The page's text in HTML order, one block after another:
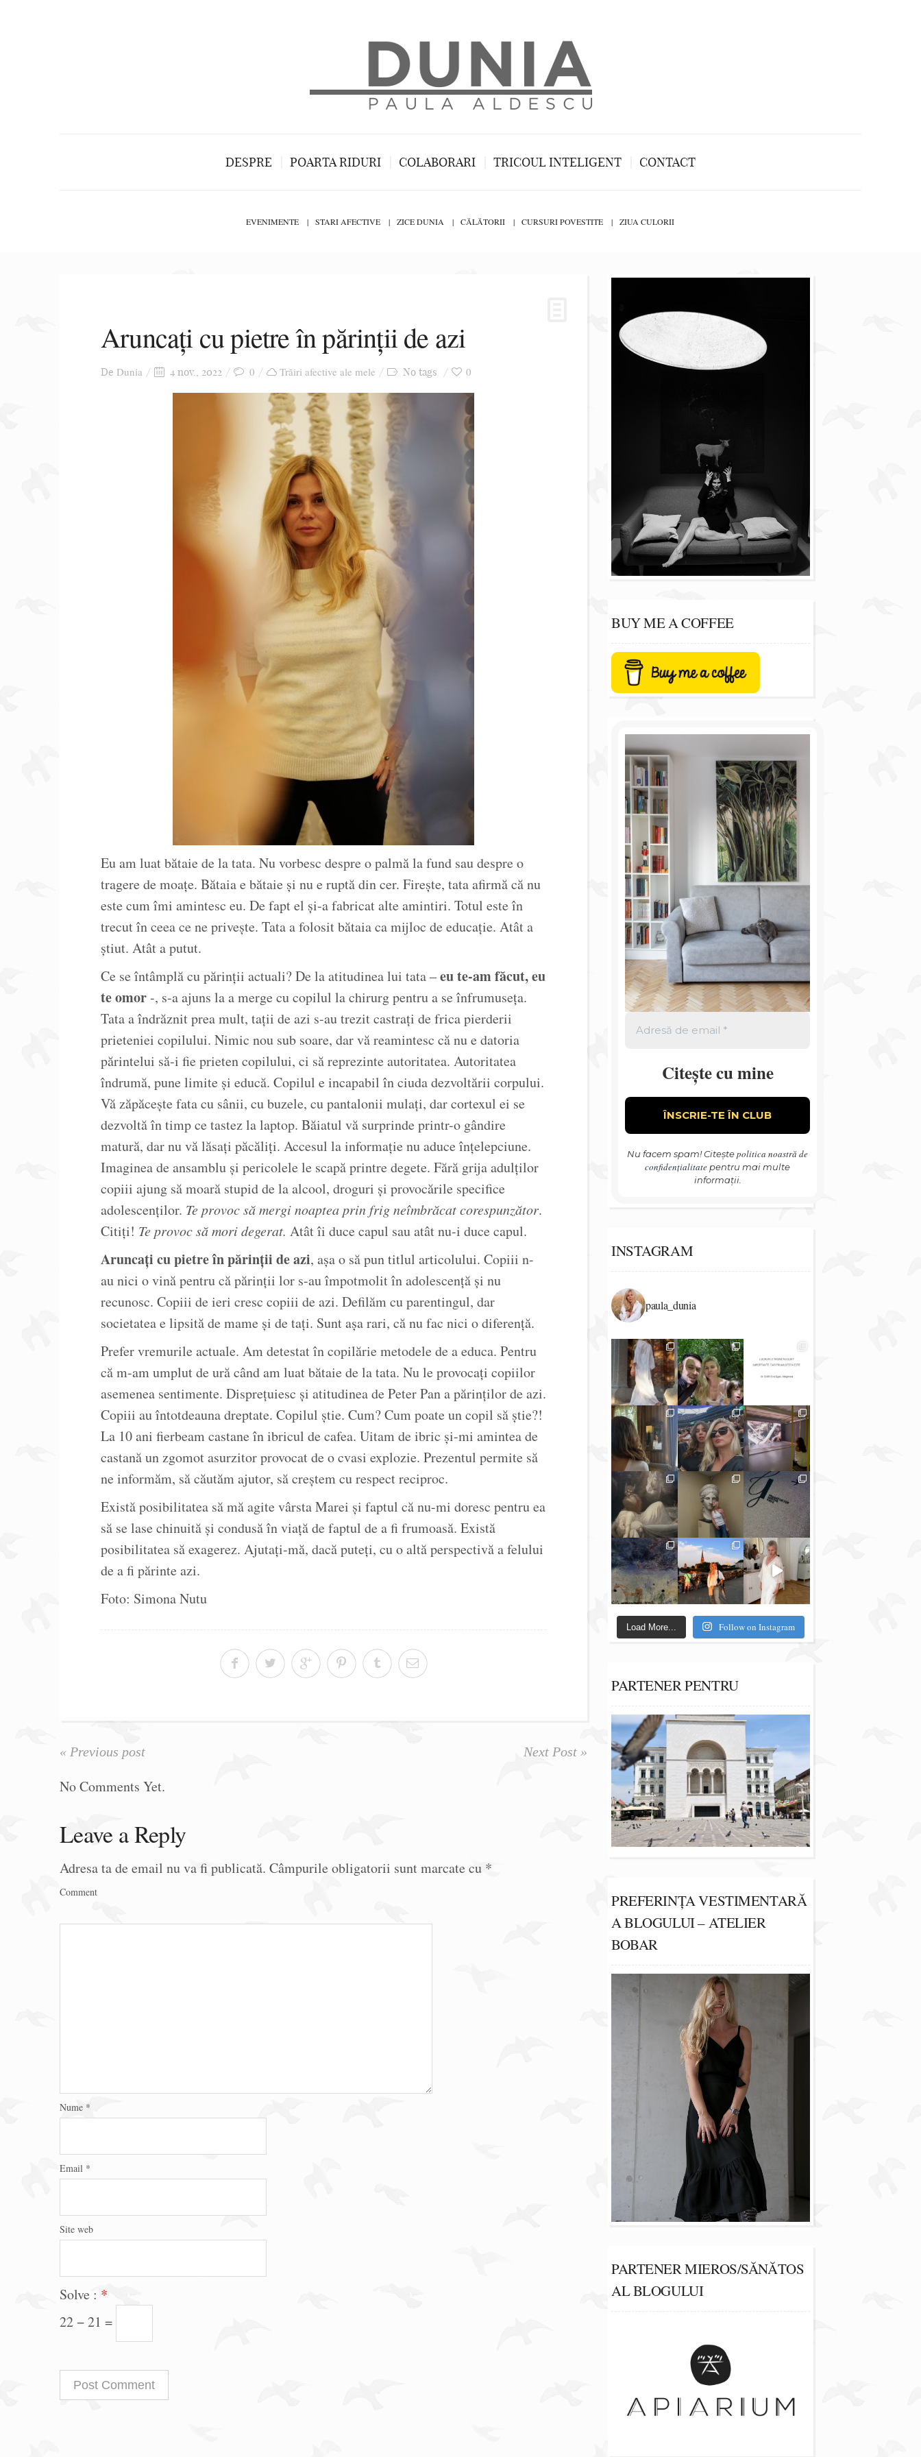
DESPRE POARTA RIDURI COLABORARI TRICOUL INTELIGENT CONTACT
EVENIMENTE STARI AFECTIVE ZICE DUNIA CĂLĂTORII CURSURI POVESTITE ZIUA CULORII
Aruncați cu pietre în părinții de azi
De Dunia 4 nov., 2022 0 Trăiri afective ale mele No tags 0
Eu am luat bătaie de la tata. Nu vorbesc despre o palmă la fund sau despre o
tragere de moațe. Bătaia e bătaie și nu e ruptă din cer. Firește, tata afirmă că nu
este cum îmi amintesc eu. De fapt el și-a fabricat alte amintiri. Totul este în
trecut în ceea ce ne privește. Tata a folosit bătaia ca mijloc de educație. Atât a
știut. Atât a putut.
Ce se întâmplă cu părinții actuali? De la atitudinea lui tata –eu te-am făcut, eu
te omor-, s-a ajuns la a merge cu copilul la chirurg pentru a se înfrumuseța.
Tata a îndrăznit prea mult, tații de azi s-au trezit castrați de frica pierderii
prieteniei copilului. Nimic nou sub soare, dar vă reamintesc că nu e datoria
părintelui să-i fie prieten copilului, ci să reprezinte autoritatea. Autoritatea
îndrumă, pune limite și educă. Copilul e incapabil în ciuda dezvoltării corpului.
Vă zăpăcește fata cu sânii, cu buzele, cu pantalonii mulați, dar cortexul ei se
dezvoltă în timp ce tastez la laptop. Băiatul vă surprinde printr-o gândire
matură, dar nu vă lăsați păcăliți. Accesul la informație nu aduce înțelepciune.
Imaginea de ansamblu și pericolele le scapă printre degete. Fără grija adulților
copiii ajung să moară stupid de la alcool, droguri și provocările specifice
adolescenților. Te provoc să mergi noaptea prin frig neîmbrăcat corespunzător.
Citiți! Te provoc să mori degerat. Atât îi duce capul sau atât nu-i duce capul.
Aruncați cu pietre în părinții de azi, așa o să pun titlul articolului. Copiii n-
au nici o vină pentru că părinții lor s-au împotmolit în adolescență și nu
recunosc. Copiii de ieri cresc copiii de azi. Defilăm cu parentingul, dar
societatea e lipsită de mame și de tați. Sunt așa rari, că nu fac nici o diferență.
Prefer vremurile actuale. Am detestat în copilărie metodele de a educa. Pentru
că m-am umplut de ură când am luat bătaie de la tata. Nu le provocați copiilor
asemenea sentimente. Disprețuiesc și atitudinea de Peter Pan a părinților de azi.
Copiii au întotdeauna dreptate. Copilul știe. Cum? Cum poate un copil să știe?!
La 10 ani fierbeam castane în ibricul de cafea. Uitam de ibric și-mi amintea de
castană un zgomot asurzitor provocat de o cvasi explozie. Prezentul permite să
ne informăm, să căutăm ajutor, să creștem cu respect reciproc.
Există posibilitatea să mă agite vârsta Marei și faptul că nu-mi doresc pentru ea
să se lase chinuită și condusă în viață de faptul de a fi frumoasă. Există
posibilitatea să exagerez. Ajutați-mă, dacă puteți, cu o altă perspectivă a felului
de a fi părinte azi.
Foto: Simona Nutu
« Previous post Next Post »
No Comments Yet.
Leave a Reply
Adresa ta de email nu va fi publicată. Câmpurile obligatorii sunt marcate cu *
Comment
Nume *
Email *
Site web
Solve : *
22 − 21 =
BUY ME A COFFEE
Citește cu mine
Nu facem spam! Citeștepolitica noastră de
confidențialitate pentru mai multe
informații.
INSTAGRAM
paula_dunia
Load More... Follow on Instagram
PARTENER PENTRU
PREFERINȚA VESTIMENTARĂ
A BLOGULUI – ATELIER
BOBAR
PARTENER MIEROS/SĂNĂTOS
AL BLOGULUI